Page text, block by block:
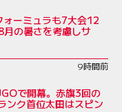
ーミュラも7大会12
月の暑さを考慮しサ
9時間前
で開幕。赤旗3回の
ンク首位太田はスピン